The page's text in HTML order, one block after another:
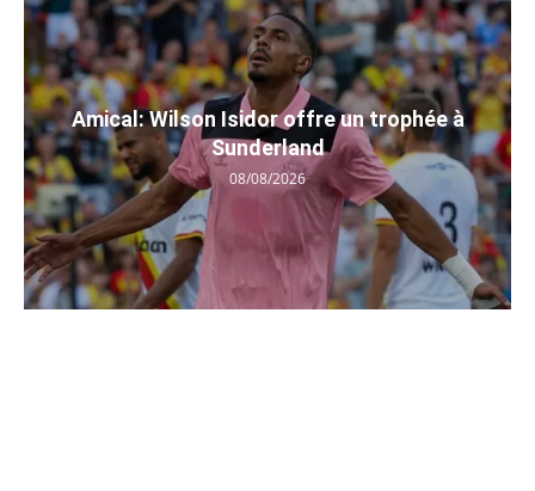
Amical: Wilson Isidor offre un trophée à
Sunderland
08/08/2026